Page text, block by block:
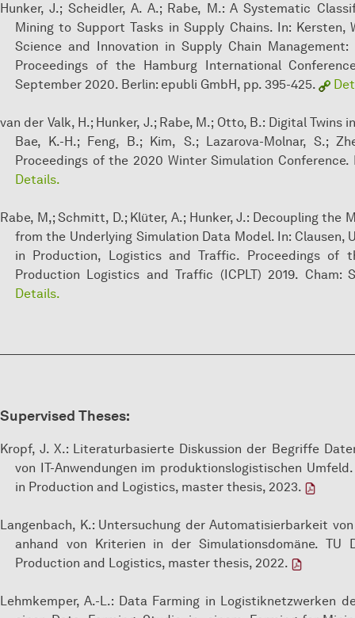
Hunker, J.; Scheidler, A. A.; Rabe, M.: A Systematic
Mining to Support Tasks in Supply Chains. In: Kersten,
Science and Innovation in Supply Chain
Proceedings of the Hamburg International
September 2020. Berlin: epubli GmbH, pp. 395-425.
van der Valk, H.; Hunker, J.; Rabe, M.; Otto, B.: Digital Twins
Bae, K.-H.; Feng, B.; Kim, S.; Lazarova-Molnar, S.;
Proceedings of the 2020 Winter Simulation
Details.
Rabe, M,; Schmitt, D.; Klüter, A.; Hunker, J.: Decoupling
from the Underlying Simulation Data Model. In: Clausen,
in Production, Logistics and Traffic. Proceedings of
Production Logistics and Traffic (ICPLT) 2019. Cham:
Details.
Supervised Theses:
Kropf, J. X.: Literaturbasierte Diskussion der Begriffe
von IT-Anwendungen im produktionslogistischen
in Production and Logistics, master thesis, 2023.
Langenbach, K.: Untersuchung der Automatisierbarkeit
anhand von Kriterien in der Simulationsdomäne. TU
Production and Logistics, master thesis, 2022.
Lehmkemper, A.-L.: Data Farming in Logistiknetzwerken